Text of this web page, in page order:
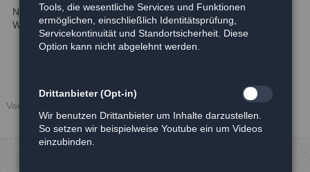
Nähere Informationen gibt unser Team gern vor Ort im
Waldtierheim.
Veröffentlicht: 26.09.2018
Tools, die wesentliche Services und Funktionen
ermöglichen, einschließlich Identitätsprüfung,
Servicekontinuität und Standortsicherheit. Diese
Option kann nicht abgelehnt werden.
Drittanbieter (Opt-in)
Wir benutzen Drittanbieter um Inhalte darzustellen.
So setzen wir beispielweise Youtube ein um Videos
einzubinden.